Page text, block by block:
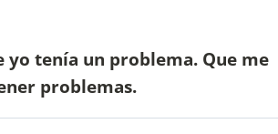
yo tenía un problema. Que me
problemas.